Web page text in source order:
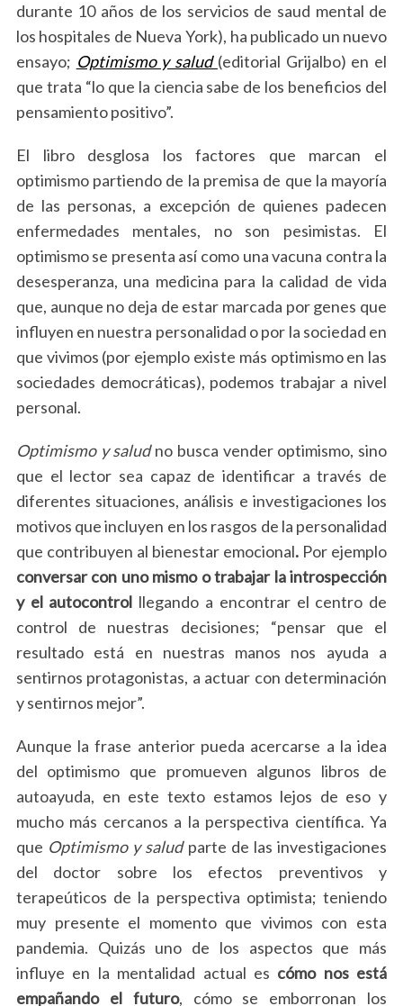
durante 10 años de los servicios de saud mental de
los hospitales de Nueva York), ha publicado un nuevo
ensayo; Optimismo y salud (editorial Grijalbo) en el
que trata “lo que la ciencia sabe de los beneficios del
pensamiento positivo”.
El libro desglosa los factores que marcan el
optimismo partiendo de la premisa de que la mayoría
de las personas, a excepción de quienes padecen
enfermedades mentales, no son pesimistas. El
optimismo se presenta así como una vacuna contra la
desesperanza, una medicina para la calidad de vida
que, aunque no deja de estar marcada por genes que
influyen en nuestra personalidad o por la sociedad en
que vivimos (por ejemplo existe más optimismo en las
sociedades democráticas), podemos trabajar a nivel
personal.
Optimismo y saludno busca vender optimismo, sino
que el lector sea capaz de identificar a través de
diferentes situaciones, análisis e investigaciones los
motivos que incluyen en los rasgos de la personalidad
que contribuyen al bienestar emocional. Por ejemplo
conversar con uno mismo o trabajar la introspección
y el autocontrol llegando a encontrar el centro de
control de nuestras decisiones; “pensar que el
resultado está en nuestras manos nos ayuda a
sentirnos protagonistas, a actuar con determinación
y sentirnos mejor”.
Aunque la frase anterior pueda acercarse a la idea
del optimismo que promueven algunos libros de
autoayuda, en este texto estamos lejos de eso y
mucho más cercanos a la perspectiva científica. Ya
que Optimismo y salud parte de las investigaciones
del doctor sobre los efectos preventivos y
terapeúticos de la perspectiva optimista; teniendo
muy presente el momento que vivimos con esta
pandemia. Quizás uno de los aspectos que más
influye en la mentalidad actual es cómo nos está
empañando el futuro, cómo se emborronan los